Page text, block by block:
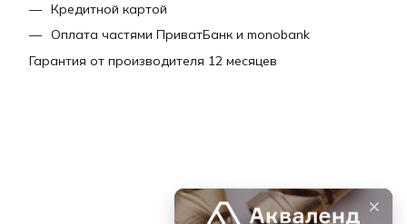
Кредитной картой
Оплата частями ПриватБанк и monobank
Гарантия от производителя 12 месяцев